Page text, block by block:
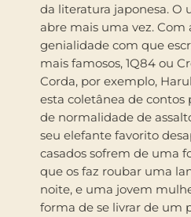
da literatura japonesa. O
abre mais uma vez. Com a mesma
genialidade com que
mais famosos, 1Q84 ou
Corda, por exemplo,
esta coletânea de contos
de normalidade de
seu elefante favorito
casados sofrem de uma
que os faz roubar uma
noite, e uma jovem
forma de se livrar de um